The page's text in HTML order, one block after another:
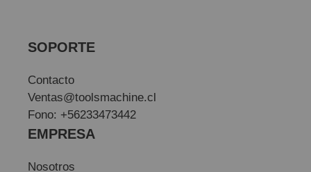
SOPORTE
Contacto
Ventas@toolsmachine.cl
Fono: +56233473442
EMPRESA
Nosotros